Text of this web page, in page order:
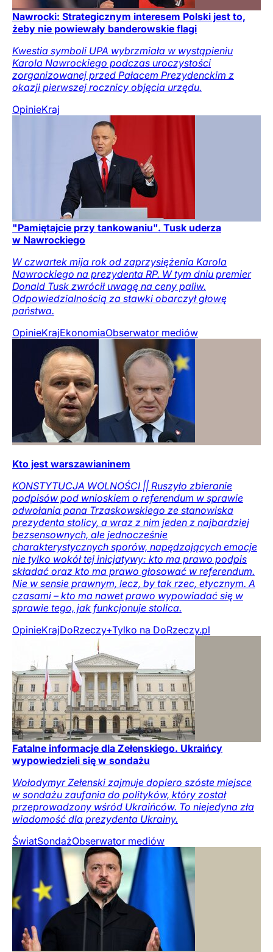
Nawrocki: Strategicznym interesem Polski jest to,
żeby nie powiewały banderowskie flagi
Kwestia symboli UPA wybrzmiała w wystąpieniu
Karola Nawrockiego podczas uroczystości
zorganizowanej przed Pałacem Prezydenckim z
okazji pierwszej rocznicy objęcia urzędu.
OpinieKraj
"Pamiętajcie przy tankowaniu". Tusk uderza
w Nawrockiego
W czwartek mija rok od zaprzysiężenia Karola
Nawrockiego na prezydenta RP. W tym dniu premier
Donald Tusk zwrócił uwagę na ceny paliw.
Odpowiedzialnością za stawki obarczył głowę
państwa.
OpinieKrajEkonomiaObserwator mediów
Kto jest warszawianinem
KONSTYTUCJA WOLNOŚCI || Ruszyło zbieranie
podpisów pod wnioskiem o referendum w sprawie
odwołania pana Trzaskowskiego ze stanowiska
prezydenta stolicy, a wraz z nim jeden z najbardziej
bezsensownych, ale jednocześnie
charakterystycznych sporów, napędzających emocje
nie tylko wokół tej inicjatywy: kto ma prawo podpis
składać oraz kto ma prawo głosować w referendum.
Nie w sensie prawnym, lecz, by tak rzec, etycznym. A
czasami – kto ma nawet prawo wypowiadać się w
sprawie tego, jak funkcjonuje stolica.
OpinieKrajDoRzeczy+Tylko na DoRzeczy.pl
Fatalne informacje dla Zełenskiego. Ukraińcy
wypowiedzieli się w sondażu
Wołodymyr Zełenski zajmuje dopiero szóste miejsce
w sondażu zaufania do polityków, który został
przeprowadzony wśród Ukraińców. To niejedyna zła
wiadomość dla prezydenta Ukrainy.
ŚwiatSondażObserwator mediów